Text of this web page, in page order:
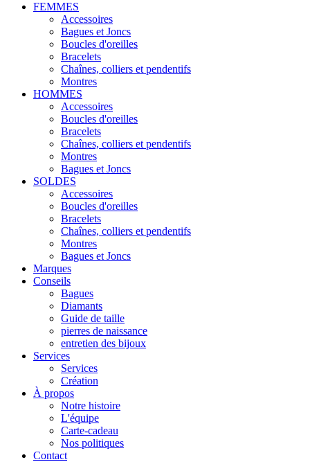
FEMMES
Accessoires
Bagues et Joncs
Boucles d'oreilles
Bracelets
Chaînes, colliers et pendentifs
Montres
HOMMES
Accessoires
Boucles d'oreilles
Bracelets
Chaînes, colliers et pendentifs
Montres
Bagues et Joncs
SOLDES
Accessoires
Boucles d'oreilles
Bracelets
Chaînes, colliers et pendentifs
Montres
Bagues et Joncs
Marques
Conseils
Bagues
Diamants
Guide de taille
pierres de naissance
entretien des bijoux
Services
Services
Création
À propos
Notre histoire
L'équipe
Carte-cadeau
Nos politiques
Contact